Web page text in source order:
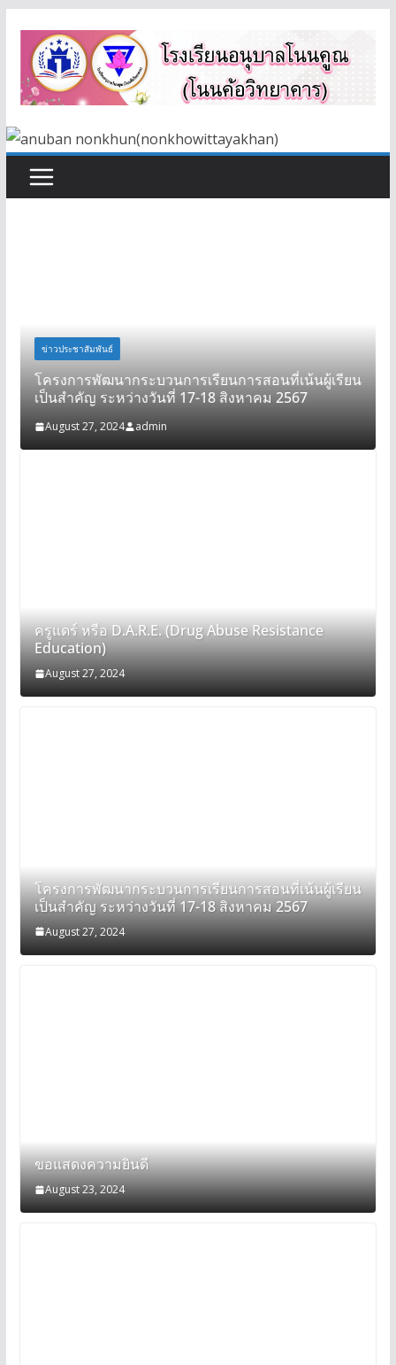
content
ข่าวประชาสัมพันธ์
โครงการพัฒนากระบวนการเรียนการสอนที่เน้นผู้เรียน
เป็นสำคัญ ระหว่างวันที่ 17-18 สิงหาคม 2567
August 27, 2024 admin
ครูแดร์ หรือ D.A.R.E. (Drug Abuse Resistance
Education)
August 27, 2024
โครงการพัฒนากระบวนการเรียนการสอนที่เน้นผู้เรียน
เป็นสำคัญ ระหว่างวันที่ 17-18 สิงหาคม 2567
August 27, 2024
ขอแสดงความยินดี
August 23, 2024